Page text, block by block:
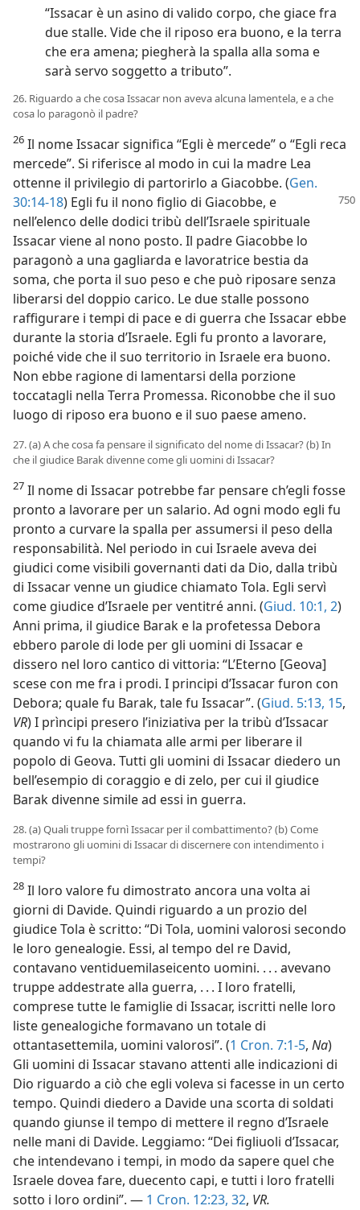
“Issacar è un asino di valido corpo, che giace fra
due stalle. Vide che il riposo era buono, e la terra
che era amena; piegherà la spalla alla soma e
sarà servo soggetto a tributo”.
26. Riguardo a che cosa Issacar non aveva alcuna lamentela, e a che
cosa lo paragonò il padre?
26 Il nome Issacar significa “Egli è mercede” o “Egli reca
mercede”. Si riferisce al modo in cui la madre Lea
ottenne il privilegio di partorirlo a Giacobbe. (Gen.
30:14-18) Egli fu il nono figlio di Giacobbe, e
nell’elenco delle dodici tribù dell’Israele spirituale
Issacar viene al nono posto. Il padre Giacobbe lo
paragonò a una gagliarda e lavoratrice bestia da
soma, che porta il suo peso e che può riposare senza
liberarsi del doppio carico. Le due stalle possono
raffigurare i tempi di pace e di guerra che Issacar ebbe
durante la storia d’Israele. Egli fu pronto a lavorare,
poiché vide che il suo territorio in Israele era buono.
Non ebbe ragione di lamentarsi della porzione
toccatagli nella Terra Promessa. Riconobbe che il suo
luogo di riposo era buono e il suo paese ameno.
27. (a) A che cosa fa pensare il significato del nome di Issacar? (b) In
che il giudice Barak divenne come gli uomini di Issacar?
27 Il nome di Issacar potrebbe far pensare ch’egli fosse
pronto a lavorare per un salario. Ad ogni modo egli fu
pronto a curvare la spalla per assumersi il peso della
responsabilità. Nel periodo in cui Israele aveva dei
giudici come visibili governanti dati da Dio, dalla tribù
di Issacar venne un giudice chiamato Tola. Egli servì
come giudice d’Israele per ventitré anni. (Giud. 10:1, 2)
Anni prima, il giudice Barak e la profetessa Debora
ebbero parole di lode per gli uomini di Issacar e
dissero nel loro cantico di vittoria: “L’Eterno [Geova]
scese con me fra i prodi. I principi d’Issacar furon con
Debora; quale fu Barak, tale fu Issacar”. (Giud. 5:13, 15,
VR) I prìncipi presero l’iniziativa per la tribù d’Issacar
quando vi fu la chiamata alle armi per liberare il
popolo di Geova. Tutti gli uomini di Issacar diedero un
bell’esempio di coraggio e di zelo, per cui il giudice
Barak divenne simile ad essi in guerra.
28. (a) Quali truppe fornì Issacar per il combattimento? (b) Come
mostrarono gli uomini di Issacar di discernere con intendimento i
tempi?
28 Il loro valore fu dimostrato ancora una volta ai
giorni di Davide. Quindi riguardo a un prozio del
giudice Tola è scritto: “Di Tola, uomini valorosi secondo
le loro genealogie. Essi, al tempo del re David,
contavano ventiduemilaseicento uomini. . . . avevano
truppe addestrate alla guerra, . . . I loro fratelli,
comprese tutte le famiglie di Issacar, iscritti nelle loro
liste genealogiche formavano un totale di
ottantasettemila, uomini valorosi”. (1 Cron. 7:1-5, Na)
Gli uomini di Issacar stavano attenti alle indicazioni di
Dio riguardo a ciò che egli voleva si facesse in un certo
tempo. Quindi diedero a Davide una scorta di soldati
quando giunse il tempo di mettere il regno d’Israele
nelle mani di Davide. Leggiamo: “Dei figliuoli d’Issacar,
che intendevano i tempi, in modo da sapere quel che
Israele dovea fare, duecento capi, e tutti i loro fratelli
sotto i loro ordini”. — 1 Cron. 12:23, 32, VR.